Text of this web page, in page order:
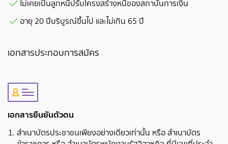
ไม่เคยเป็นลูกหนี้ปรับโครงสร้างหนี้ของสถาบันการเงิน
อายุ 20 ปีบริบูรณ์ขึ้นไป และไม่เกิน 65 ปี
เอกสารประกอบการสมัคร
เอกสารยืนยันตัวตน
สำเนาบัตรประชาชนเพียงอย่างเดียวเท่านั้น หรือ สำเนาบัตร